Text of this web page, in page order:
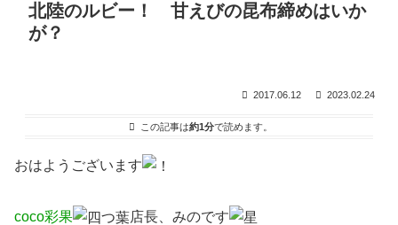
北陸のルビー！ 甘えびの昆布締めはいか
が？
2017.06.12 2023.02.24
この記事は約1分で読めます。
おはようございます
coco彩果
店長、みのです